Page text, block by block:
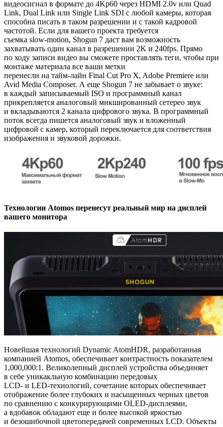
видеосигнал в формате до 4Kp60 через HDMI 2.0v или Quad
Link, Dual Link или Single Link SDI с любой камеры, которая
способна писать в таком разрешении и с такой кадровой
частотой. Если для вашего проекта требуется
съемка slow-motion, Shogun 7 даст вам возможность
захватывать один канал в разрешении 2K и 240fps. Прямо
по ходу записи видео вы сможете проставлять теги, чтобы при
монтаже материала все ваши метки
перенесли на тайм-лайн Final Cut Pro X, Adobe Premiere или
Avid Media Composer. А еще Shogun 7 не забывает о звуке:
в каждый записываемый ISO и программный канал
прикрепляется аналоговый микшированный сетерео звук
и вкладываются 2 канала цифрового звука. В программный
поток всегда пишется аналоговый звук и вложенный
цифровой с камер, который переключается для соответствия
изображения и звуковой дорожки.
Технологии Atomos перенесут реальный мир на дисплей
вашего монитора
Новейшая технологий Dynamic AtomHDR, разработанная
компанией Atomos, обеспечивает контрастность показателем
1,000,000:1. Великолепный дисплей устройства объединяет
в себе уникакльную комбинацию передовых
LCD- и LED-технологий, сочетание которых обеспечивает
отображение более глубоких и насыщенных черных цветов
по сравнению с конкурирующими OLED-дисплеями,
а вдобавок обладают еще и более высокой яркостью
и безошибочной цветопередачей современных LCD. Объекты